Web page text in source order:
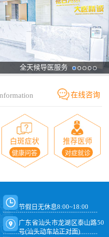
全天候导医服务
在线咨询
白斑症状
健康问答
推荐医师
对症就诊
节假日无休息8:00~18:00
广东省汕头市龙湖区泰山路50
号(汕头动车站正对面)